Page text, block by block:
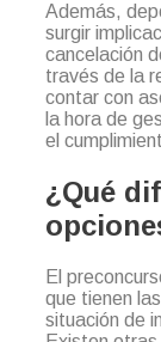
Además,
surgir
cancelación
través de la
contar con
la hora de
el
¿Qué
El
que tienen
situación de